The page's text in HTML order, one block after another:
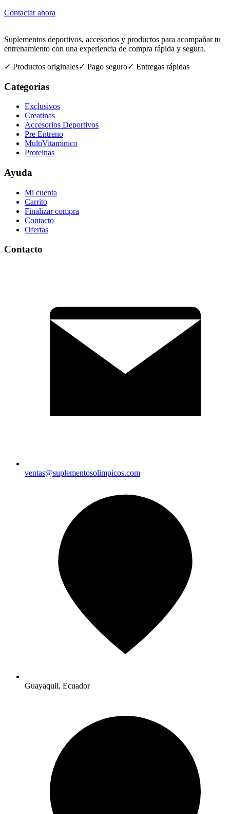
Contactar ahora
Suplementos deportivos, accesorios y productos para acompañar tu
entrenamiento con una experiencia de compra rápida y segura.
✓ Productos originales✓ Pago seguro✓ Entregas rápidas
Categorías
Exclusivos
Creatinas
Accesorios Deportivos
Pre Entreno
MultiVitaminico
Proteinas
Ayuda
Mi cuenta
Carrito
Finalizar compra
Contacto
Ofertas
Contacto
ventas@suplementosolimpicos.com
Guayaquil, Ecuador